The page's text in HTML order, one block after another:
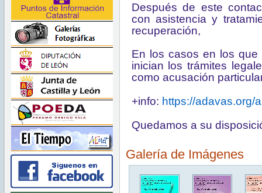
Después de este
con asistencia y
recuperación,
En los casos en los
inician los trámites
como acusación
+info: https://adavas.org/
Quedamos a su
Galería de Imágenes